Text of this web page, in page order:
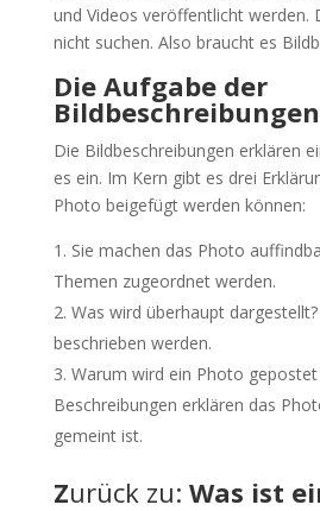
und Videos veröffentlicht werden.
nicht suchen. Also braucht es
Die Aufgabe der
Bildbeschreibungen
Die Bildbeschreibungen erklären
es ein. Im Kern gibt es drei
Photo beigefügt werden können:
Sie machen das Photo
Themen zugeordnet werden.
Was wird überhaupt
beschrieben werden.
Warum wird ein Photo gepostet
Beschreibungen erklären das
gemeint ist.
Zurück zu: Was ist